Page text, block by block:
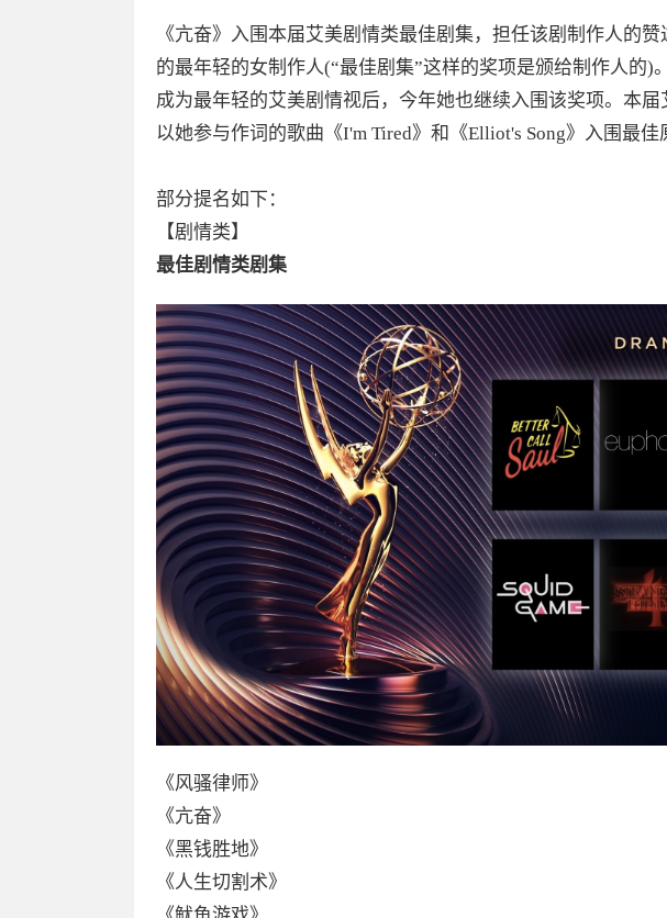
《亢奋》入围本届艾美剧情类最佳剧集，担任该剧制作人的
的最年轻的女制作人(“最佳剧集”这样的奖项是颁给制作人的)
成为最年轻的艾美剧情视后，今年她也继续入围该奖项。本
以她参与作词的歌曲《I'm Tired》和《Elliot's Song》入围最佳
部分提名如下：
【剧情类】
最佳剧情类剧集
《风骚律师》
《亢奋》
《黑钱胜地》
《人生切割术》